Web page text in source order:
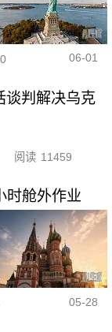
06-01
谈判解决乌克
阅读 11459
时舱外作业
05-28